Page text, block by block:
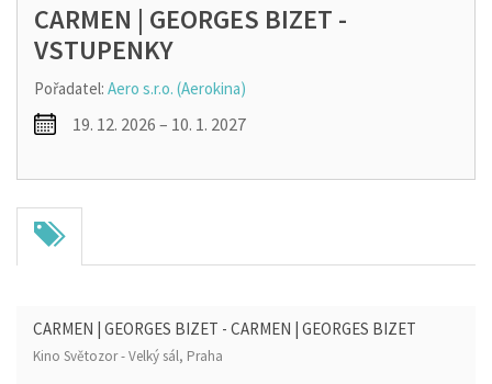
CARMEN | GEORGES BIZET -
VSTUPENKY
Pořadatel: Aero s.r.o. (Aerokina)
19. 12. 2026 – 10. 1. 2027
CARMEN | GEORGES BIZET - CARMEN | GEORGES BIZET
Kino Světozor - Velký sál, Praha